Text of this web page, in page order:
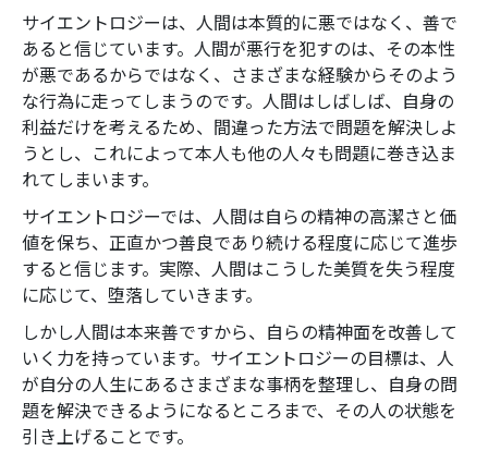
サイエントロジーは、人間は本質的に悪ではなく、善で
あると信じています。人間が悪行を犯すのは、その本性
が悪であるからではなく、さまざまな経験からそのよう
な行為に走ってしまうのです。人間はしばしば、自身の
利益だけを考えるため、間違った方法で問題を解決しよ
うとし、これによって本人も他の人々も問題に巻き込ま
れてしまいます。
サイエントロジーでは、人間は自らの精神の高潔さと価
値を保ち、正直かつ善良であり続ける程度に応じて進歩
すると信じます。実際、人間はこうした美質を失う程度
に応じて、堕落していきます。
しかし人間は本来善ですから、自らの精神面を改善して
いく力を持っています。サイエントロジーの目標は、人
が自分の人生にあるさまざまな事柄を整理し、自身の問
題を解決できるようになるところまで、その人の状態を
引き上げることです。